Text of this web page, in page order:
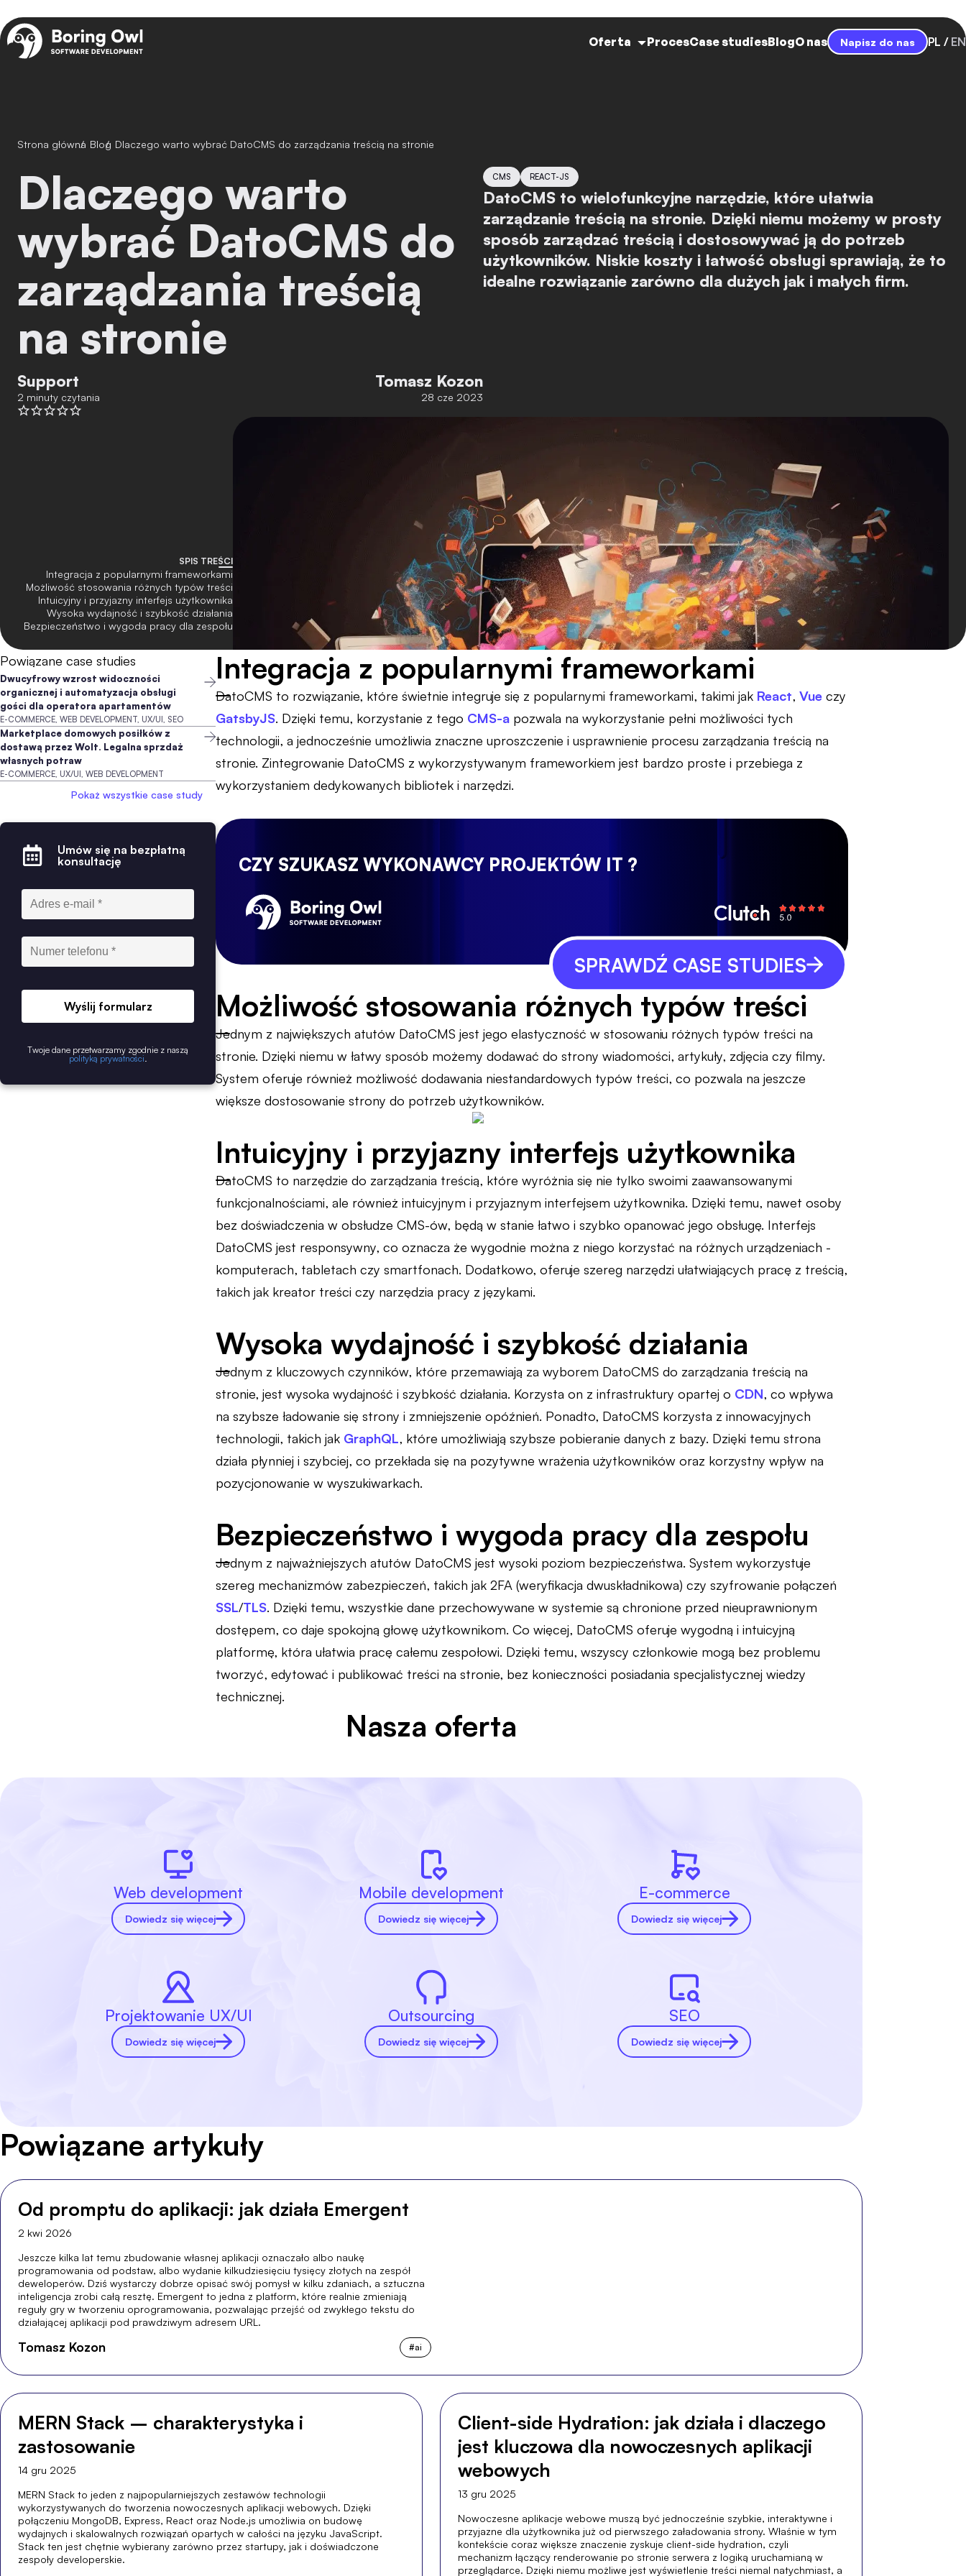
Oferta ProcesCase studiesBlogO nas Napisz do nas PL EN
Strona główna
/ Blog
/ Dlaczego warto wybrać DatoCMS do zarządzania treścią na stronie
Dlaczego warto
wybrać DatoCMS do
zarządzania treścią
na stronie
Support
2 minuty czytania
Tomasz Kozon
28 cze 2023
CMS REACT-JS
DatoCMS to wielofunkcyjne narzędzie, które ułatwia
zarządzanie treścią na stronie. Dzięki niemu możemy w prosty
sposób zarządzać treścią i dostosowywać ją do potrzeb
użytkowników. Niskie koszty i łatwość obsługi sprawiają, że to
idealne rozwiązanie zarówno dla dużych jak i małych firm.
SPIS TREŚCI
Integracja z popularnymi frameworkami
Możliwość stosowania różnych typów treści
Intuicyjny i przyjazny interfejs użytkownika
Wysoka wydajność i szybkość działania
Bezpieczeństwo i wygoda pracy dla zespołu
Powiązane case studies
Dwucyfrowy wzrost widoczności
organicznej i automatyzacja obsługi
gości dla operatora apartamentów
E-COMMERCE, WEB DEVELOPMENT, UX/UI, SEO
Marketplace domowych posiłków z
dostawą przez Wolt. Legalna sprzdaż
własnych potraw
E-COMMERCE, UX/UI, WEB DEVELOPMENT
Pokaż wszystkie case study
Umów się na bezpłatną
konsultację
Wyślij formularz
Twoje dane przetwarzamy zgodnie z naszą
polityką prywatności
Integracja z popularnymi frameworkami
DatoCMS to rozwiązanie, które świetnie integruje się z popularnymi frameworkami, takimi jak React, Vue czy
GatsbyJS. Dzięki temu, korzystanie z tego CMS-a pozwala na wykorzystanie pełni możliwości tych
technologii, a jednocześnie umożliwia znaczne uproszczenie i usprawnienie procesu zarządzania treścią na
stronie. Zintegrowanie DatoCMS z wykorzystywanym frameworkiem jest bardzo proste i przebiega z
wykorzystaniem dedykowanych bibliotek i narzędzi.
CZY SZUKASZ WYKONAWCY PROJEKTÓW IT ?
SPRAWDŹ CASE STUDIES
Możliwość stosowania różnych typów treści
Jednym z największych atutów DatoCMS jest jego elastyczność w stosowaniu różnych typów treści na
stronie. Dzięki niemu w łatwy sposób możemy dodawać do strony wiadomości, artykuły, zdjęcia czy filmy.
System oferuje również możliwość dodawania niestandardowych typów treści, co pozwala na jeszcze
większe dostosowanie strony do potrzeb użytkowników.
Intuicyjny i przyjazny interfejs użytkownika
DatoCMS to narzędzie do zarządzania treścią, które wyróżnia się nie tylko swoimi zaawansowanymi
funkcjonalnościami, ale również intuicyjnym i przyjaznym interfejsem użytkownika. Dzięki temu, nawet osoby
bez doświadczenia w obsłudze CMS-ów, będą w stanie łatwo i szybko opanować jego obsługę. Interfejs
DatoCMS jest responsywny, co oznacza że wygodnie można z niego korzystać na różnych urządzeniach -
komputerach, tabletach czy smartfonach. Dodatkowo, oferuje szereg narzędzi ułatwiających pracę z treścią,
takich jak kreator treści czy narzędzia pracy z językami.
Wysoka wydajność i szybkość działania
Jednym z kluczowych czynników, które przemawiają za wyborem DatoCMS do zarządzania treścią na
stronie, jest wysoka wydajność i szybkość działania. Korzysta on z infrastruktury opartej o CDN, co wpływa
na szybsze ładowanie się strony i zmniejszenie opóźnień. Ponadto, DatoCMS korzysta z innowacyjnych
technologii, takich jak GraphQL, które umożliwiają szybsze pobieranie danych z bazy. Dzięki temu strona
działa płynniej i szybciej, co przekłada się na pozytywne wrażenia użytkowników oraz korzystny wpływ na
pozycjonowanie w wyszukiwarkach.
Bezpieczeństwo i wygoda pracy dla zespołu
Jednym z najważniejszych atutów DatoCMS jest wysoki poziom bezpieczeństwa. System wykorzystuje
szereg mechanizmów zabezpieczeń, takich jak 2FA (weryfikacja dwuskładnikowa) czy szyfrowanie połączeń
SSL/TLS. Dzięki temu, wszystkie dane przechowywane w systemie są chronione przed nieuprawnionym
dostępem, co daje spokojną głowę użytkownikom. Co więcej, DatoCMS oferuje wygodną i intuicyjną
platformę, która ułatwia pracę całemu zespołowi. Dzięki temu, wszyscy członkowie mogą bez problemu
tworzyć, edytować i publikować treści na stronie, bez konieczności posiadania specjalistycznej wiedzy
technicznej.
Nasza oferta
Web development
Dowiedz się więcej
Mobile development
Dowiedz się więcej
E-commerce
Dowiedz się więcej
Projektowanie UX/UI
Dowiedz się więcej
Outsourcing
Dowiedz się więcej
SEO
Dowiedz się więcej
Powiązane artykuły
Od promptu do aplikacji: jak działa Emergent
2 kwi 2026
Jeszcze kilka lat temu zbudowanie własnej aplikacji oznaczało albo naukę
programowania od podstaw, albo wydanie kilkudziesięciu tysięcy złotych na zespół
deweloperów. Dziś wystarczy dobrze opisać swój pomysł w kilku zdaniach, a sztuczna
inteligencja zrobi całą resztę. Emergent to jedna z platform, które realnie zmieniają
reguły gry w tworzeniu oprogramowania, pozwalając przejść od zwykłego tekstu do
działającej aplikacji pod prawdziwym adresem URL.
Tomasz Kozon #ai
MERN Stack – charakterystyka i
zastosowanie
14 gru 2025
MERN Stack to jeden z najpopularniejszych zestawów technologii
wykorzystywanych do tworzenia nowoczesnych aplikacji webowych. Dzięki
połączeniu MongoDB, Express, React oraz Node.js umożliwia on budowę
wydajnych i skalowalnych rozwiązań opartych w całości na języku JavaScript.
Stack ten jest chętnie wybierany zarówno przez startupy, jak i doświadczone
zespoły developerskie.
Client-side Hydration: jak działa i dlaczego
jest kluczowa dla nowoczesnych aplikacji
webowych
13 gru 2025
Nowoczesne aplikacje webowe muszą być jednocześnie szybkie, interaktywne i
przyjazne dla użytkownika już od pierwszego załadowania strony. Właśnie w tym
kontekście coraz większe znaczenie zyskuje client-side hydration, czyli
mechanizm łączący renderowanie po stronie serwera z logiką uruchamianą w
przeglądarce. Dzięki niemu możliwe jest wyświetlenie treści niemal natychmiast, a